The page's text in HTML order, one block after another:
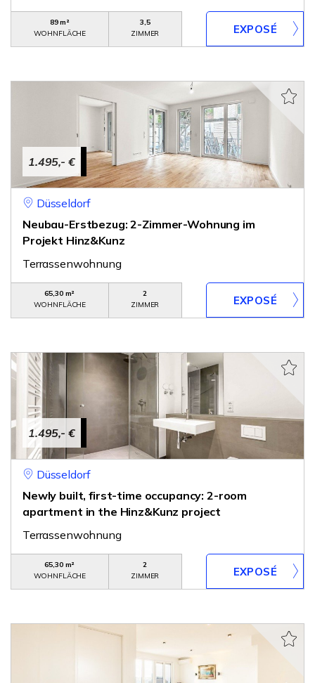
89 m²
WOHNFLÄCHE
3,5
ZIMMER
1.495,- €
Düsseldorf
Neubau-Erstbezug: 2-Zimmer-Wohnung im
Projekt Hinz&Kunz
Terrassenwohnung
65,30 m²
WOHNFLÄCHE
2
ZIMMER
1.495,- €
Düsseldorf
Newly built, first-time occupancy: 2-room
apartment in the Hinz&Kunz project
Terrassenwohnung
65,30 m²
WOHNFLÄCHE
2
ZIMMER